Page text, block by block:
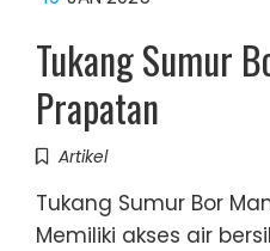
Tukang Sumur
Prapatan
Artikel
Tukang Sumur Bor
Memiliki akses air